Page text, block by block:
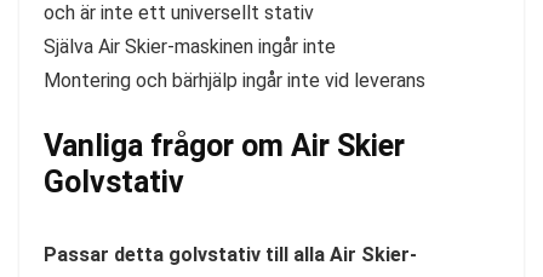
och är inte ett universellt stativ
Själva Air Skier-maskinen ingår inte
Montering och bärhjälp ingår inte vid leverans
Vanliga frågor om Air Skier
Golvstativ
Passar detta golvstativ till alla Air Skier-